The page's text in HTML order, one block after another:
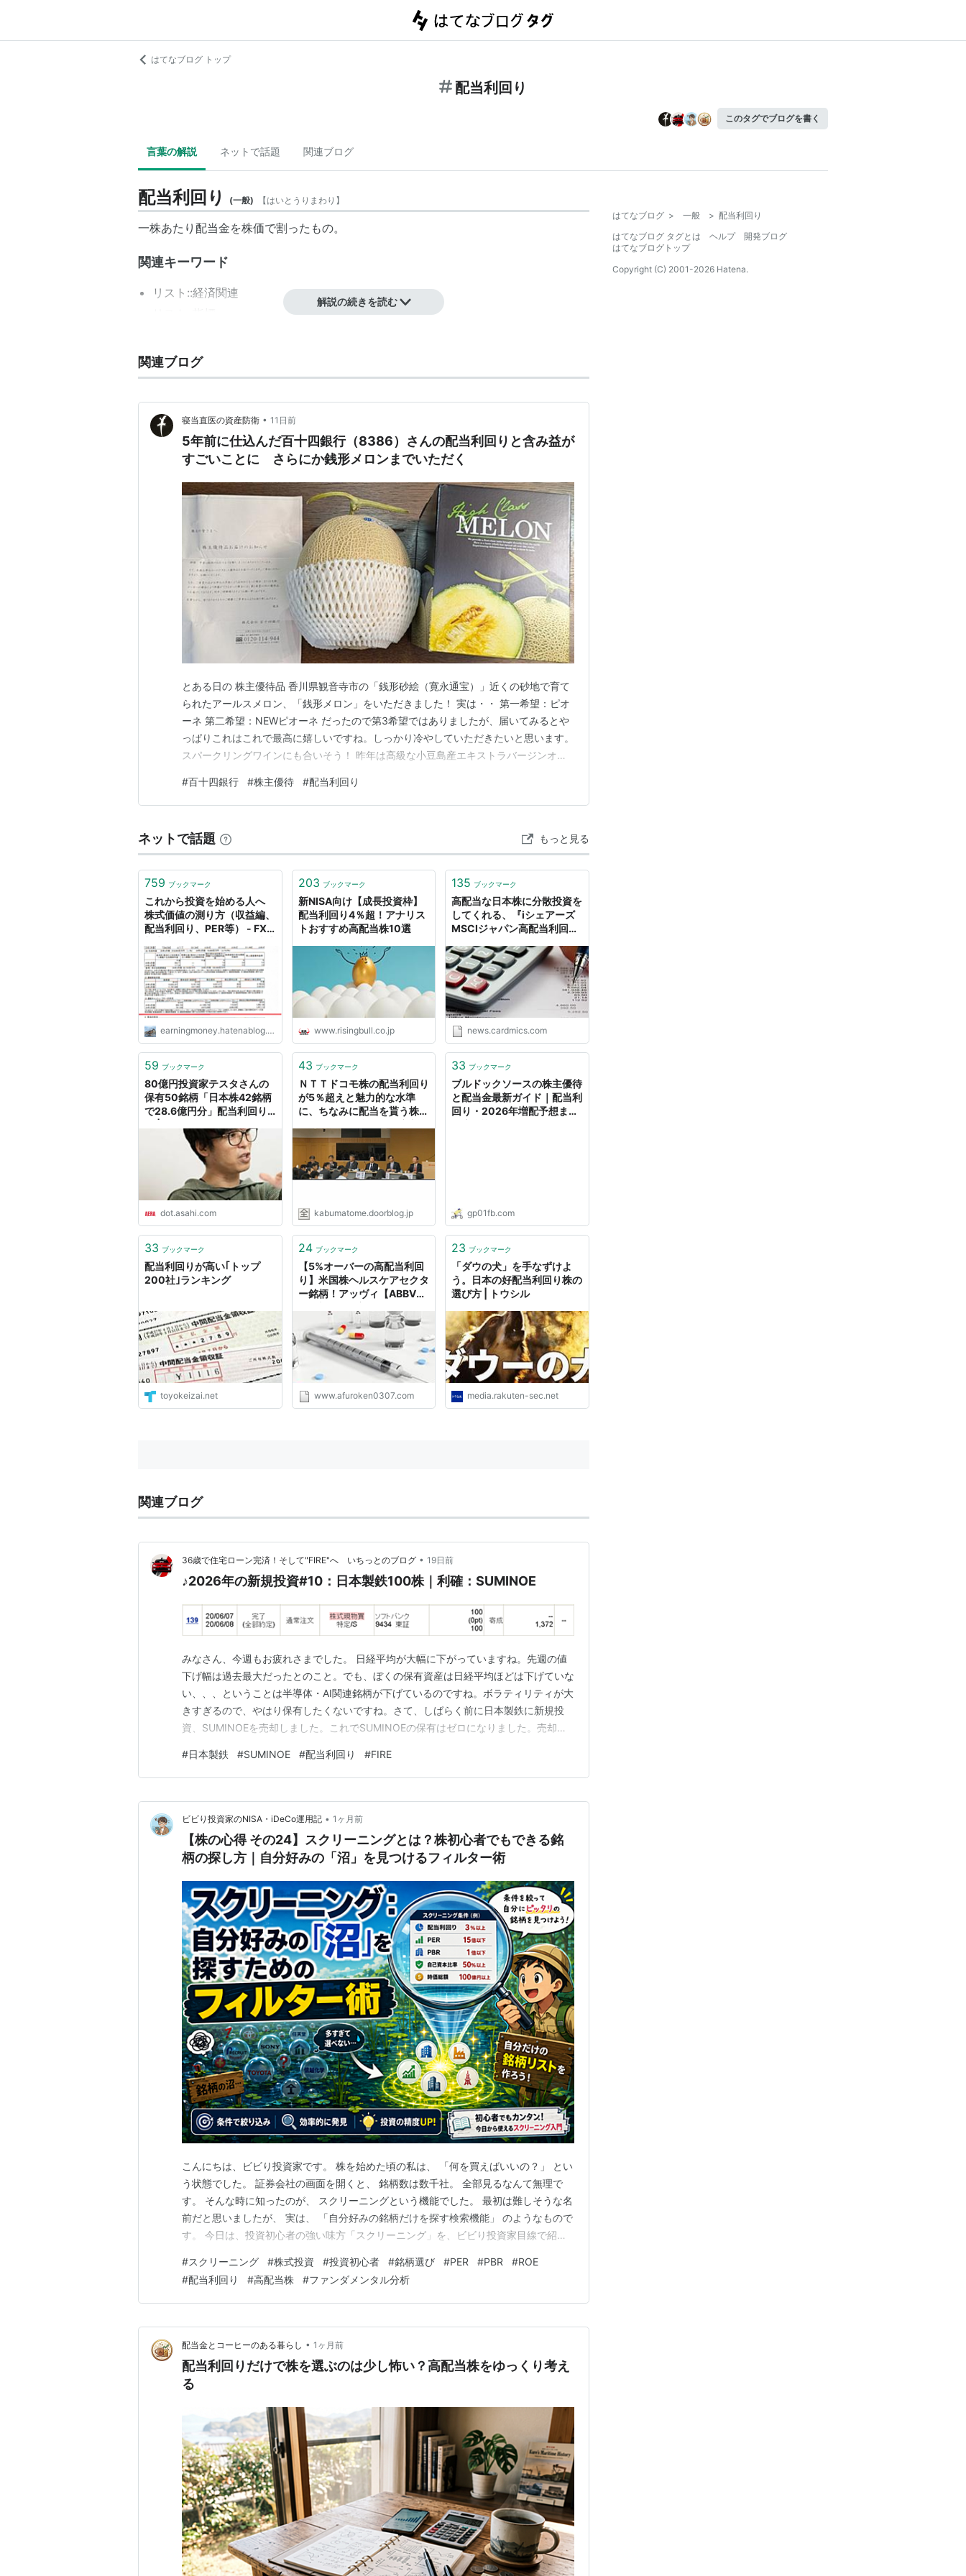
はてなブログ トップ
配当利回り
このタグでブログを書く
言葉の解説 ネットで話題 関連ブログ
配当利回り (一般) 【はいとうりまわり 】
一株あたり配当金を株価で割ったもの。
関連キーワード
リスト::経済関連
投資
解説の続きを読む
関連ブログ
寝当直医の資産防衛 • 11日前
5年前に仕込んだ百十四銀行（8386）さんの配当利回りと含み益が
すごいことに さらにか銭形メロンまでいただく
とある日の 株主優待品 香川県観音寺市の「銭形砂絵（寛永通宝）」近くの砂地で育て
られたアールスメロン、「銭形メロン」をいただきました！ 実は・・ 第一希望：ピオ
ーネ 第二希望：NEWピオーネ だったので第3希望ではありましたが、届いてみるとや
っぱりこれはこれで最高に嬉しいですね。しっかり冷やしていただきたいと思います。
スパークリングワインにも合いそう！ 昨年は高級な小豆島産エキストラバージンオリ
かったです。 www.marskoin.com www.nikkei.com 取得単価は371円で含み益が大…
#百十四銀行 #株主優待 #配当利回り
ネットで話題 もっと見る
759 ブックマーク
これから投資を始める人へ
株式価値の測り方（収益編、
配当利回り、PER等） - FX
投資もあるよ）
earningmoney.hatenablog.com
203 ブックマーク
新NISA向け【成長投資枠】
配当利回り4％超！アナリス
トおすすめ高配当株10選
www.risingbull.co.jp
135 ブックマーク
高配当な日本株に分散投資を
してくれる、『iシェアーズ
MSCIジャパン高配当利回り
わずか0.19%です。 - クレジ
ットカードの読みもの
news.cardmics.com
59 ブックマーク
80億円投資家テスタさんの
保有50銘柄「日本株42銘柄
で28.6億円分」配当利回り
デジタル）
dot.asahi.com
43 ブックマーク
ＮＴＴドコモ株の配当利回り
が5％超えと魅力的な水準
に、ちなみに配当を貰う株主
市況かぶ全力２階建
kabumatome.doorblog.jp
33 ブックマーク
ブルドックソースの株主優待
と配当金最新ガイド｜配当利
回り・2026年増配予想まで
gp01fb.com
33 ブックマーク
配当利回りが高い｢トップ
200社｣ランキング
toyokeizai.net
24 ブックマーク
【5%オーバーの高配当利回
り】米国株ヘルスケアセクタ
ー銘柄！アッヴィ【ABBV】
www.afuroken0307.com
23 ブックマーク
「ダウの犬」を手なずけよ
う。日本の好配当利回り株の
選び方 | トウシル
media.rakuten-sec.net
関連ブログ
36歳で住宅ローン完済！そして"FIRE"へ いちっとのブログ • 19日前
♪2026年の新規投資#10：日本製鉄100株｜利確：SUMINOE
みなさん、今週もお疲れさまでした。 日経平均が大幅に下がっていますね。先週の値
下げ幅は過去最大だったとのこと。でも、ぼくの保有資産は日経平均ほどは下げていな
い、、、ということは半導体・AI関連銘柄が下げているのですね。ボラティリティが大
きすぎるので、やはり保有したくないですね。さて、しばらく前に日本製鉄に新規投
資、SUMINOEを売却しました。これでSUMINOEの保有はゼロになりました。売却し
本政府・米国政府が絡む「官製銘柄」だから ②約定価格ベースの配当利回りは4.4%で
Good ③日本製鉄によるテコ入れで、U…
#日本製鉄 #SUMINOE #配当利回り #FIRE
ビビり投資家のNISA・iDeCo運用記 • 1ヶ月前
【株の心得 その24】スクリーニングとは？株初心者でもできる銘
柄の探し方｜自分好みの「沼」を見つけるフィルター術
こんにちは、ビビり投資家です。 株を始めた頃の私は、 「何を買えばいいの？」 とい
う状態でした。 証券会社の画面を開くと、 銘柄数は数千社。 全部見るなんて無理で
す。 そんな時に知ったのが、 スクリーニングという機能でした。 最初は難しそうな名
前だと思いましたが、 実は、 「自分好みの銘柄だけを探す検索機能」 のようなもので
す。 今日は、投資初心者の強い味方「スクリーニング」を、ビビり投資家目線で紹介
合う銘柄だけを探し出す機能です。 例えば、 ネット通販で 「価格1万円以下」 「レビ
ュー4.5以上」 「送料無料」…
#スクリーニング #株式投資 #投資初心者 #銘柄選び #PER #PBR #ROE
#配当利回り #高配当株 #ファンダメンタル分析
配当金とコーヒーのある暮らし • 1ヶ月前
配当利回りだけで株を選ぶのは少し怖い？高配当株をゆっくり考え
る
はてなブログ > 一般 > 配当利回り
はてなブログ タグとは
ヘルプ
開発ブログ
はてなブログトップ
Copyright (C) 2001-2026 Hatena.